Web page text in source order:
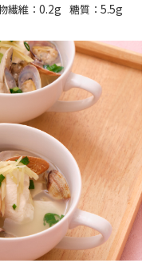
繊維： 0.2g 糖質： 5.5g